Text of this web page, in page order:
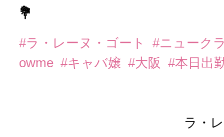
💐
#ラ・レーヌ・ゴート
#ニューク
owme #キャバ嬢 #大阪 #本日出
ラ・